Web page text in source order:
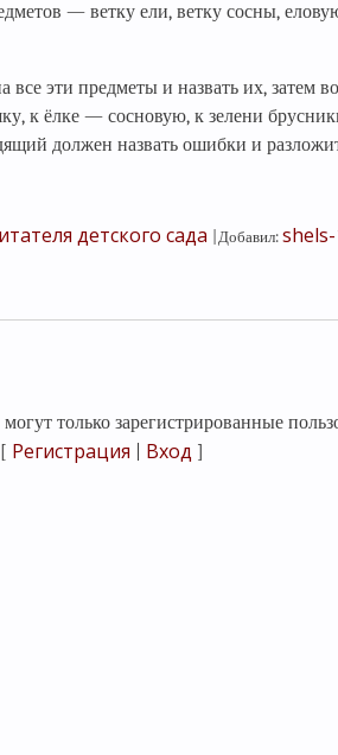
— ветку ели, ветку сосны,
эти предметы и назвать их, затем
к ёлке — сосновую, к зелени
должен назвать ошибки и
детского сада Добавил: shels-
только зарегистрированные
[ Регистрация Вход ]